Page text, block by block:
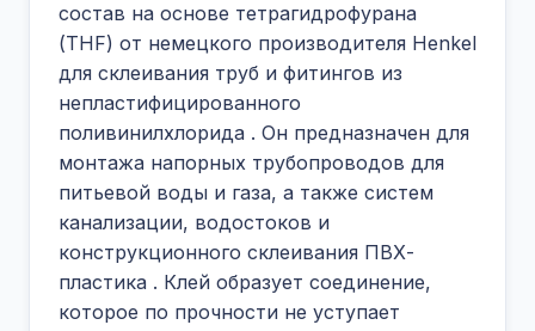
состав на основе тетрагидрофурана
(THF) от немецкого производителя Henkel
для склеивания труб и фитингов из
непластифицированного
поливинилхлорида . Он предназначен для
монтажа напорных трубопроводов для
питьевой воды и газа, а также систем
канализации, водостоков и
конструкционного склеивания ПВХ-
пластика . Клей образует соединение,
которое по прочности не уступает